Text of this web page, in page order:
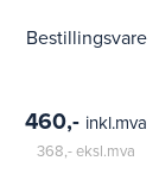
Bestillingsvare
460,- inkl.mva
368,-eksl.mva